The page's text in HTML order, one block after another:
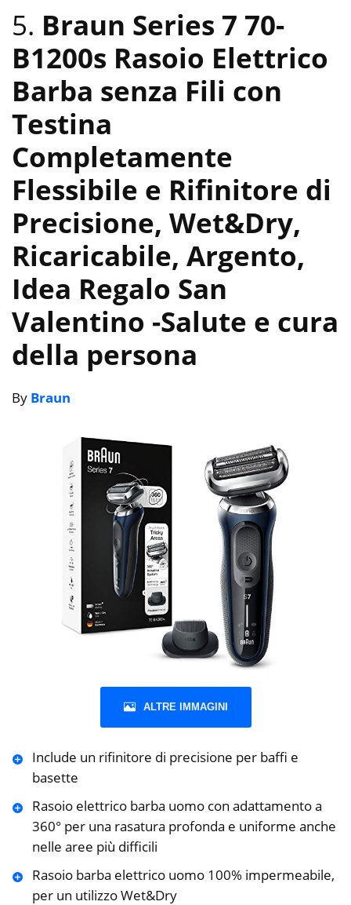
5. Braun Series 7 70-
B1200s Rasoio Elettrico
Barba senza Fili con
Testina
Completamente
Flessibile e Rifinitore di
Precisione, Wet&Dry,
Ricaricabile, Argento,
Idea Regalo San
Valentino -Salute e cura
della persona
By Braun
ALTRE IMMAGINI
Include un rifinitore di precisione per baffi e
basette
Rasoio elettrico barba uomo con adattamento a
360° per una rasatura profonda e uniforme anche
nelle aree più difficili
Rasoio barba elettrico uomo 100% impermeabile,
per un utilizzo Wet&Dry